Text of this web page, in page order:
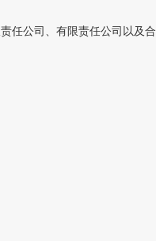
任公司、有限责任公司以及合